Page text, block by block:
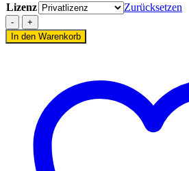
Lizenz
Zurücksetzen
Plotterdatei
Grafische
Blüten
In den Warenkorb